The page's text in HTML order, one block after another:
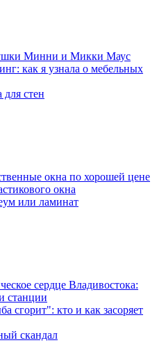
Минни и Микки Маус
как я узнала о мебельных
для стен
окна по хорошей цене
окна
или ламинат
сердце Владивостока:
станции
сгорит": кто и как засоряет
скандал